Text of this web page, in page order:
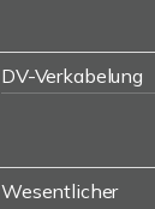
DV-Verkabelung
Wesentlicher